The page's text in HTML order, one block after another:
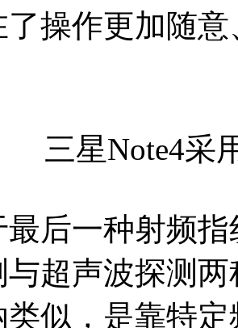
了操作更加随
三星Note4采
一种射频指
与超声波探测
类似，是靠特